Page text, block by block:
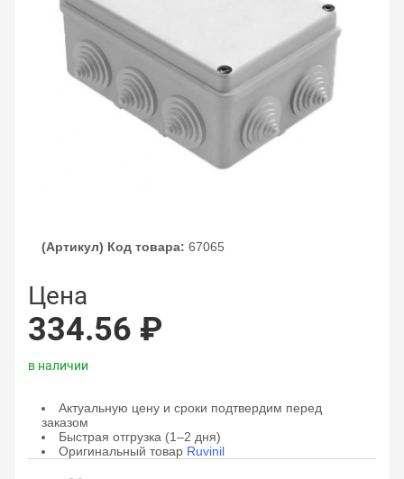
(Артикул) Код товара: 67065
Цена
334.56 ₽
в наличии
Актуальную цену и сроки подтвердим перед
заказом
Быстрая отгрузка (1–2 дня)
Оригинальный товар Ruvinil